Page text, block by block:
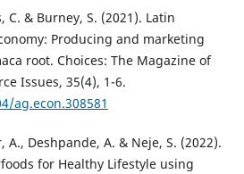
C. & Burney, S. (2021). Latin
Producing and marketing
root. Choices: The Magazine of
Issues, 35(4), 1-6.
ag.econ.308581
A., Deshpande, A. & Neje, S. (2022).
for Healthy Lifestyle using